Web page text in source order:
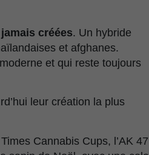
créées. Un hybride
et afghanes.
et qui reste toujours
leur création la plus
Cannabis Cups, l’AK 47